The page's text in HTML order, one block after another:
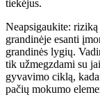
tiekėjus.
Neapsigaukite:
grandinėje esanti
grandinės lygių.
tik užmegzdami su
gyvavimo ciklą,
pačių mokumo